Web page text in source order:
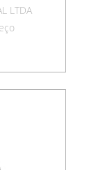
LTDA